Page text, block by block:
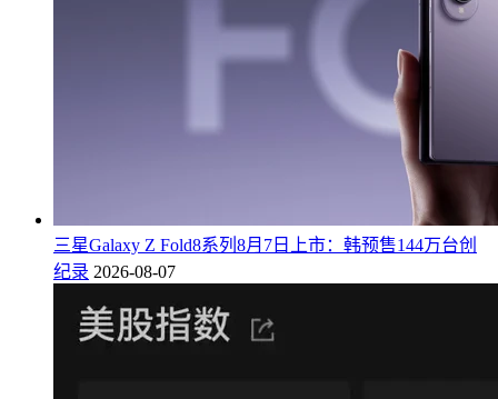
三星Galaxy Z Fold8系列8月7日上市：韩预售144万台创
纪录 2026-08-07